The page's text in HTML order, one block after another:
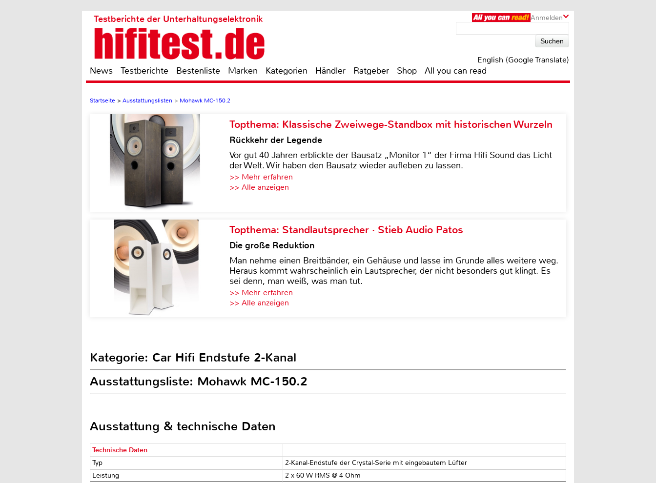
Anmelden
Testberichte der Unterhaltungselektronik
English (Google Translate)
News Testberichte Bestenliste Marken Kategorien Händler Ratgeber Shop All you can read
Startseite > Ausstattungslisten > Mohawk MC-150.2
Topthema: Klassische Zweiwege-Standbox mit historischen Wurzeln
Rückkehr der Legende
Vor gut 40 Jahren erblickte der Bausatz „Monitor 1“ der Firma Hifi Sound das Licht
der Welt. Wir haben den Bausatz wieder aufleben zu lassen.
>> Mehr erfahren
>> Alle anzeigen
Topthema: Standlautsprecher · Stieb Audio Patos
Die große Reduktion
Man nehme einen Breitbänder, ein Gehäuse und lasse im Grunde alles weitere weg.
Heraus kommt wahrscheinlich ein Lautsprecher, der nicht besonders gut klingt. Es
sei denn, man weiß, was man tut.
>> Mehr erfahren
>> Alle anzeigen
Kategorie: Car Hifi Endstufe 2-Kanal
Ausstattungsliste: Mohawk MC-150.2
Ausstattung & technische Daten
Technische Daten
Typ
2-Kanal-Endstufe der Crystal-Serie mit eingebautem Lüfter
Leistung
2 x 60 W RMS @ 4 Ohm